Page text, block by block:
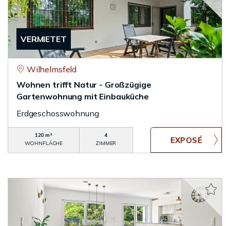
VERMIETET
Wilhelmsfeld
Wohnen trifft Natur - Großzügige
Gartenwohnung mit Einbauküche
Erdgeschosswohnung
120 m²
WOHNFLÄCHE
4
ZIMMER